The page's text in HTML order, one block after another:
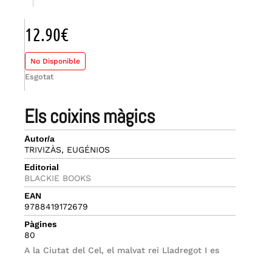
els coixins màgics
Autor/a
TRIVIZÀS, EUGÉNIOS
Editorial
BLACKIE BOOKS
EAN
9788419172679
Pàgines
80
A la Ciutat del Cel, el malvat rei Lladregot I es
12.90€
No Disponible
Esgotat